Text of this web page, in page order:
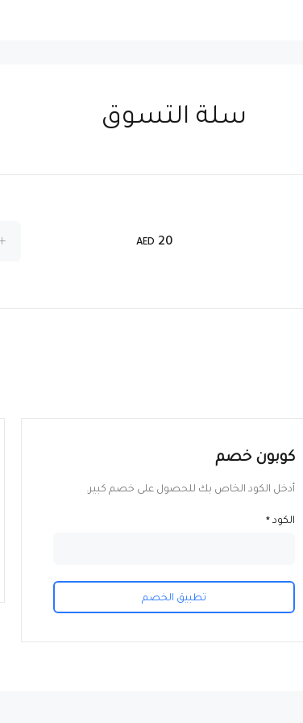
سلة التسوق
20
AED
كوبون خصم
أدخل الكود الخاص بك للحصول على خصم كبير.
الكود*
تطبيق الخصم